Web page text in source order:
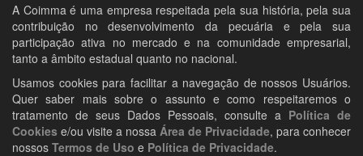
A Coimma é uma empresa respeitada pela sua história, pela sua
contribuição no desenvolvimento da pecuária e pela sua
participação ativa no mercado e na comunidade empresarial,
tanto a âmbito estadual quanto no nacional.
Usamos cookies para facilitar a navegação de nossos Usuários.
Quer saber mais sobre o assunto e como respeitaremos o
tratamento de seus Dados Pessoais, consulte a Política de
Cookies e/ou visite a nossa Área de Privacidade, para conhecer
nossos Termos de Uso e Política de Privacidade.